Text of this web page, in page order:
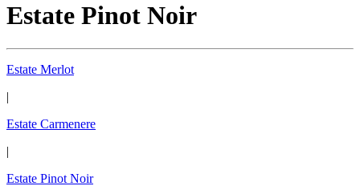
Estate Pinot Noir
Estate Merlot
|
Estate Carmenere
|
Estate Pinot Noir